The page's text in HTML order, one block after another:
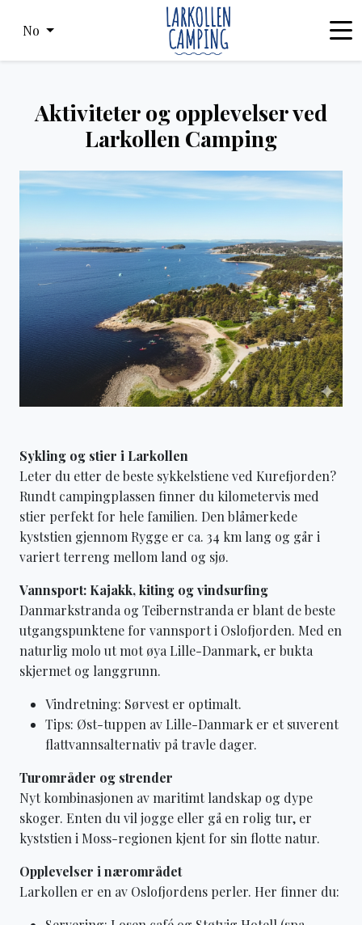
No
Aktiviteter og opplevelser ved
Larkollen Camping
Sykling og stier i Larkollen
Leter du etter de beste sykkelstiene ved Kurefjorden?
Rundt campingplassen finner du kilometervis med
stier perfekt for hele familien. Den blåmerkede
kyststien gjennom Rygge er ca. 34 km lang og går i
variert terreng mellom land og sjø.
Vannsport: Kajakk, kiting og vindsurfing
Danmarkstranda og Teibernstranda er blant de beste
utgangspunktene for vannsport i Oslofjorden. Med en
naturlig molo ut mot øya Lille-Danmark, er bukta
skjermet og langgrunn.
Vindretning: Sørvest er optimalt.
Tips: Øst-tuppen av Lille-Danmark er et suverent
flattvannsalternativ på travle dager.
Turområder og strender
Nyt kombinasjonen av maritimt landskap og dype
skoger. Enten du vil jogge eller gå en rolig tur, er
kyststien i Moss-regionen kjent for sin flotte natur.
Opplevelser i nærområdet
Larkollen er en av Oslofjordens perler. Her finner du: